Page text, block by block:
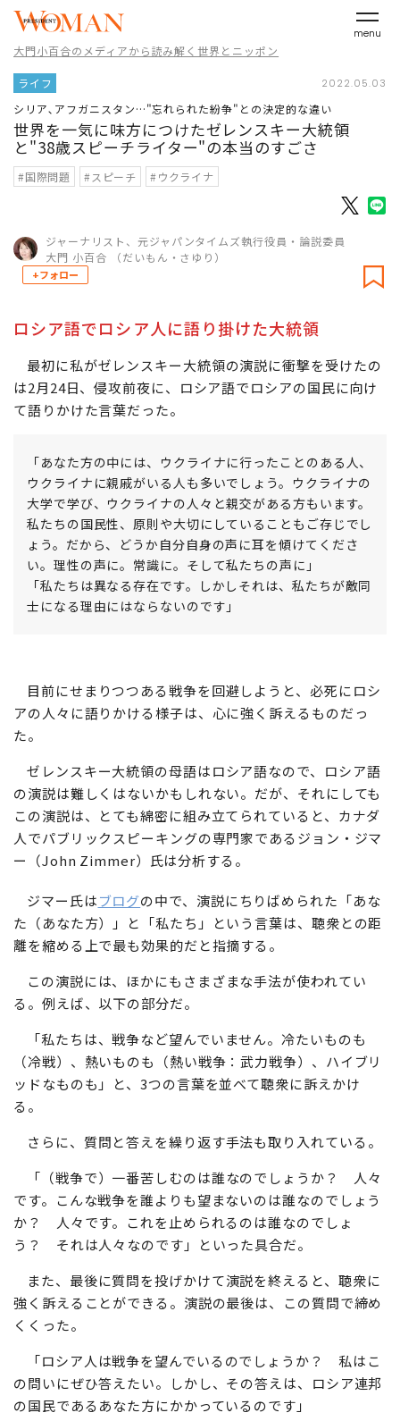
menu
大門小百合のメディアから読み解く世界とニッポン
ライフ 2022.05.03
シリア､アフガニスタン…"忘れられた紛争"との決定的な違い
世界を一気に味方につけたゼレンスキー大統領
と"38歳スピーチライター"の本当のすごさ
#国際問題 #スピーチ #ウクライナ
ジャーナリスト、元ジャパンタイムズ執行役員・論説委員
大門 小百合 （だいもん・さゆり）
+フォロー
ロシア語でロシア人に語り掛けた大統領
最初に私がゼレンスキー大統領の演説に衝撃を受けたの
は2月24日、侵攻前夜に、ロシア語でロシアの国民に向け
て語りかけた言葉だった。
「あなた方の中には、ウクライナに行ったことのある人、
ウクライナに親戚がいる人も多いでしょう。ウクライナの
大学で学び、ウクライナの人々と親交がある方もいます。
私たちの国民性、原則や大切にしていることもご存じでし
ょう。だから、どうか自分自身の声に耳を傾けてくださ
い。理性の声に。常識に。そして私たちの声に」
「私たちは異なる存在です。しかしそれは、私たちが敵同
士になる理由にはならないのです」
目前にせまりつつある戦争を回避しようと、必死にロシ
アの人々に語りかける様子は、心に強く訴えるものだっ
た。
ゼレンスキー大統領の母語はロシア語なので、ロシア語
の演説は難しくはないかもしれない。だが、それにしても
この演説は、とても綿密に組み立てられていると、カナダ
人でパブリックスピーキングの専門家であるジョン・ジマ
ー（John Zimmer）氏は分析する。
ジマー氏はブログの中で、演説にちりばめられた「あな
た（あなた方）」と「私たち」という言葉は、聴衆との距
離を縮める上で最も効果的だと指摘する。
この演説には、ほかにもさまざまな手法が使われてい
る。例えば、以下の部分だ。
「私たちは、戦争など望んでいません。冷たいものも
（冷戦）、熱いものも（熱い戦争：武力戦争）、ハイブリ
ッドなものも」と、3つの言葉を並べて聴衆に訴えかけ
る。
さらに、質問と答えを繰り返す手法も取り入れている。
「（戦争で）一番苦しむのは誰なのでしょうか？ 人々
です。こんな戦争を誰よりも望まないのは誰なのでしょう
か？ 人々です。これを止められるのは誰なのでしょ
う？ それは人々なのです」といった具合だ。
また、最後に質問を投げかけて演説を終えると、聴衆に
強く訴えることができる。演説の最後は、この質問で締め
くくった。
「ロシア人は戦争を望んでいるのでしょうか？ 私はこ
の問いにぜひ答えたい。しかし、その答えは、ロシア連邦
の国民であるあなた方にかかっているのです」